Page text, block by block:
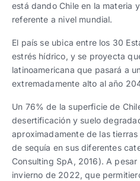
está dando Chile en la materia
referente a nivel mundial.
El país se ubica entre los 30
estrés hídrico, y se proyecta
latinoamericana que pasará a
extremadamente alto al año
Un 76% de la superficie de
desertificación y suelo
aproximadamente de las
de sequía en sus diferentes
Consulting SpA, 2016). A
invierno de 2022, que